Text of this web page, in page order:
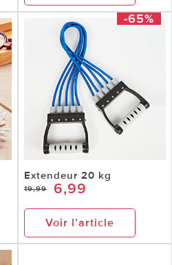
-65%
Extendeur 20 kg
19,99 6,99
Voir l’article